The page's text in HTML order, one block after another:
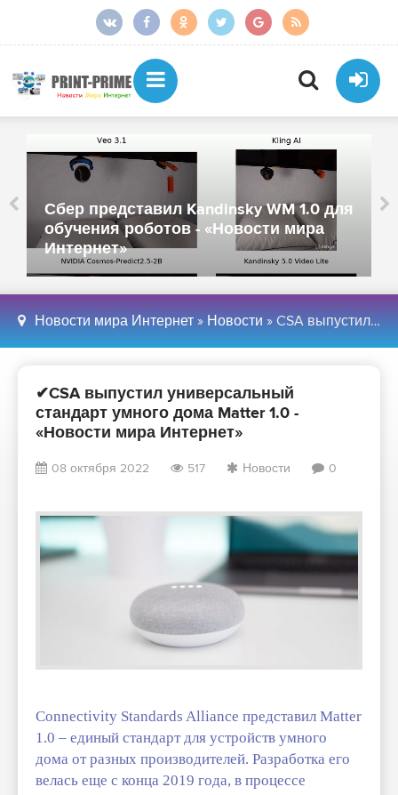
Сбер представил Kandinsky WM 1.0 для
обучения роботов - «Новости мира
Интернет»
Новости мира Интернет » Новости » CSA выпустил универсальный стандарт умного дома Matter 1.0 - «Новости мира Интернет»
✔CSA выпустил универсальный
стандарт умного дома Matter 1.0 -
«Новости мира Интернет»
08 октября 2022 517 Новости 0
Connectivity Standards Alliance представил Matter
1.0 – единый стандарт для устройств умного
дома от разных производителей. Разработка его
велась еще с конца 2019 года, в процессе